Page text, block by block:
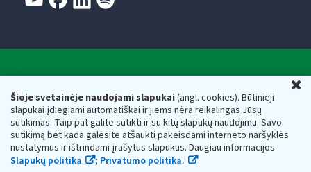
Šioje svetainėje naudojami slapukai(angl. cookies). Būtinieji
slapukai įdiegiami automatiškai ir jiems nėra reikalingas Jūsų
sutikimas. Taip pat galite sutikti ir su kitų slapukų naudojimu. Savo
sutikimą bet kada galėsite atšaukti pakeisdami interneto naršyklės
nustatymus ir ištrindami įrašytus slapukus. Daugiau informacijos
Slapukų politika
; Privatumo politika.
Respublikos finansų ministerijos
Biudžetinė įstaiga. Juridinio asmens kodas — 188659752,
adresas: Vasario 16-osios g. 14, 01107 Vilnius, Lietuva, el.paštas:
vmi@vmi.lt, E. pristatymo dėžutės adresas 188659752
Duomenys apie Valstybinę mokesčių inspekciją prie Lietuvos
Respublikos finansų ministerijos kaupiami ir saugomi Juridinių